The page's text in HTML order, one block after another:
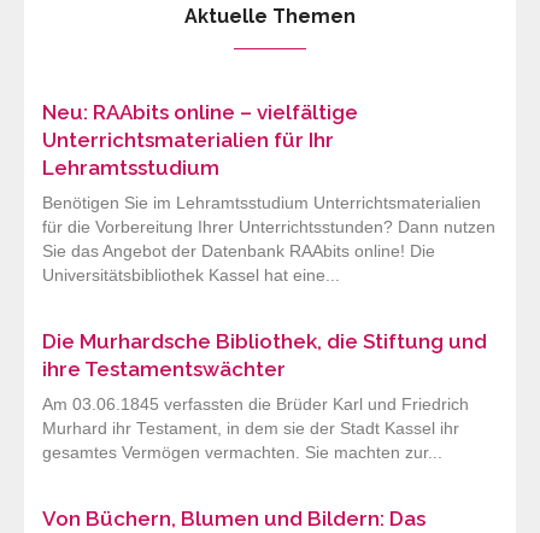
Aktuelle Themen
Neu: RAAbits online – vielfältige
Unterrichtsmaterialien für Ihr
Lehramtsstudium
Benötigen Sie im Lehramtsstudium Unterrichtsmaterialien
für die Vorbereitung Ihrer Unterrichtsstunden? Dann nutzen
Sie das Angebot der Datenbank RAAbits online! Die
Universitätsbibliothek Kassel hat eine...
Die Murhardsche Bibliothek, die Stiftung und
ihre Testamentswächter
Am 03.06.1845 verfassten die Brüder Karl und Friedrich
Murhard ihr Testament, in dem sie der Stadt Kassel ihr
gesamtes Vermögen vermachten. Sie machten zur...
Von Büchern, Blumen und Bildern: Das